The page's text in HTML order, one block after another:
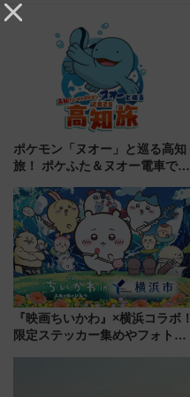
ポケモン「ヌオー」と巡る高知
旅！ ポケふた＆ヌオー電車で楽
路の絶景と絶品グルメを満喫！
（7月18日スタート）
『映画ちいかわ』×横浜コラボ！
限定ステッカー集めやフォトス